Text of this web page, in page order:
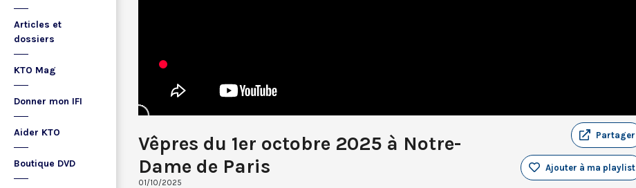
Articles et
dossiers
KTO Mag
Donner mon IFI
Aider KTO
Boutique DVD
Vêpres du 1er octobre 2025 à Notre-
Dame de Paris
01/10/2025
Partager
Ajouter à ma playlist